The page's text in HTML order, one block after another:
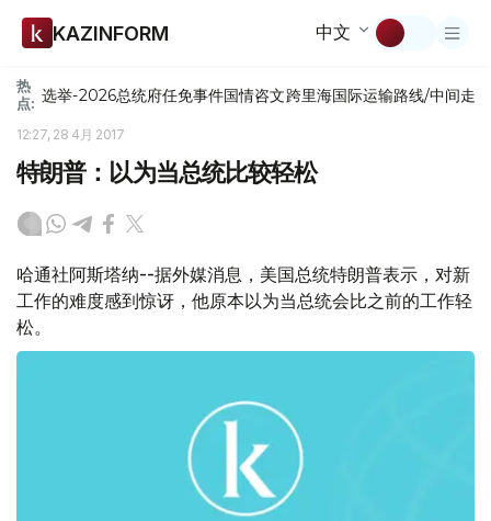
KAZINFORM 中文
热
点: 选举-2026总统府任免事件国情咨文跨里海国际运输路线/中间走廊
12:27, 28 4月 2017
特朗普：以为当总统比较轻松
哈通社阿斯塔纳--据外媒消息，美国总统特朗普表示，对新
工作的难度感到惊讶，他原本以为当总统会比之前的工作轻
松。